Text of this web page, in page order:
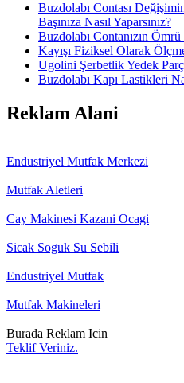
Buzdolabı Contası
Başınıza Nasıl Yaparsınız?
Buzdolabı Contanızın
Kayışı Fiziksel Olarak
Ugolini Şerbetlik Yedek
Buzdolabı Kapı Lastikleri
Reklam Alani
Endustriyel Mutfak Merkezi
Mutfak Aletleri
Cay Makinesi Kazani Ocagi
Sicak Soguk Su Sebili
Endustriyel Mutfak
Mutfak Makineleri
Burada Reklam Icin
Teklif Veriniz.